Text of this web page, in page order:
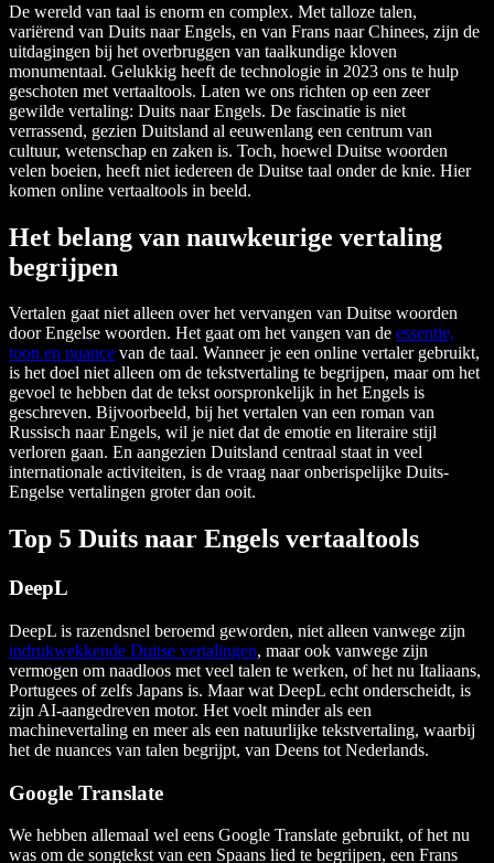
De wereld van taal is enorm en complex. Met talloze talen,
variërend van Duits naar Engels, en van Frans naar Chinees, zijn de
uitdagingen bij het overbruggen van taalkundige kloven
monumentaal. Gelukkig heeft de technologie in 2023 ons te hulp
geschoten met vertaaltools. Laten we ons richten op een zeer
gewilde vertaling: Duits naar Engels. De fascinatie is niet
verrassend, gezien Duitsland al eeuwenlang een centrum van
cultuur, wetenschap en zaken is. Toch, hoewel Duitse woorden
velen boeien, heeft niet iedereen de Duitse taal onder de knie. Hier
komen online vertaaltools in beeld.
Het belang van nauwkeurige vertaling
begrijpen
Vertalen gaat niet alleen over het vervangen van Duitse woorden
door Engelse woorden. Het gaat om het vangen van de essentie,
toon en nuance van de taal. Wanneer je een online vertaler gebruikt,
is het doel niet alleen om de tekstvertaling te begrijpen, maar om het
gevoel te hebben dat de tekst oorspronkelijk in het Engels is
geschreven. Bijvoorbeeld, bij het vertalen van een roman van
Russisch naar Engels, wil je niet dat de emotie en literaire stijl
verloren gaan. En aangezien Duitsland centraal staat in veel
internationale activiteiten, is de vraag naar onberispelijke Duits-
Engelse vertalingen groter dan ooit.
Top 5 Duits naar Engels vertaaltools
DeepL
DeepL is razendsnel beroemd geworden, niet alleen vanwege zijn
indrukwekkende Duitse vertalingen, maar ook vanwege zijn
vermogen om naadloos met veel talen te werken, of het nu Italiaans,
Portugees of zelfs Japans is. Maar wat DeepL echt onderscheidt, is
zijn AI-aangedreven motor. Het voelt minder als een
machinevertaling en meer als een natuurlijke tekstvertaling, waarbij
het de nuances van talen begrijpt, van Deens tot Nederlands.
Google Translate
We hebben allemaal wel eens Google Translate gebruikt, of het nu
was om de songtekst van een Spaans lied te begrijpen, een Frans